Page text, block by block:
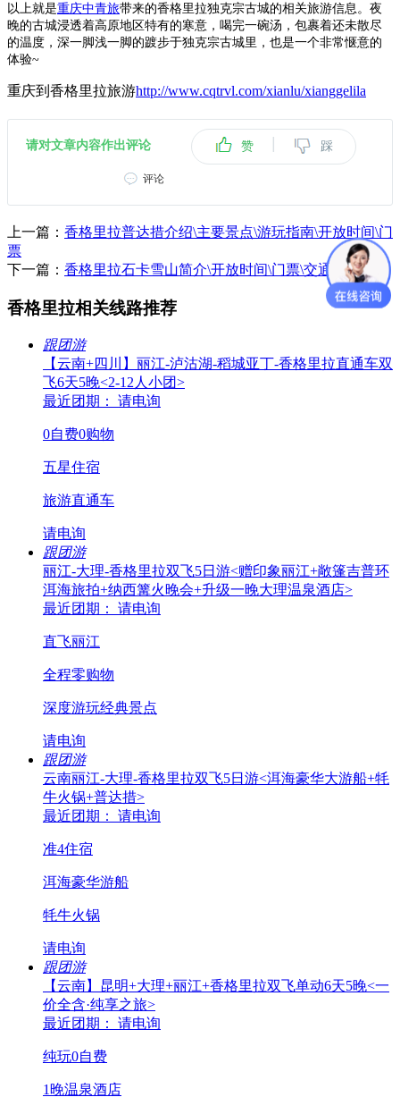
以上就是重庆中青旅带来的香格里拉独克宗古城的相关旅游信息。夜
晚的古城浸透着高原地区特有的寒意，喝完一碗汤，包裹着还未散尽
的温度，深一脚浅一脚的踱步于独克宗古城里，也是一个非常惬意的
体验~
重庆到香格里拉旅游http://www.cqtrvl.com/xianlu/xianggelila
请对文章内容作出评论 赞 | 踩
评论
上一篇： 香格里拉普达措介绍\主要景点\游玩指南\开放时间\门
票
下一篇： 香格里拉石卡雪山简介\开放时间\门票\交通
香格里拉相关线路推荐
跟团游
【云南+四川】丽江-泸沽湖-稻城亚丁-香格里拉直通车双
飞6天5晚<2-12人小团>
最近团期： 请电询
0自费0购物
五星住宿
旅游直通车
请电询
跟团游
丽江-大理-香格里拉双飞5日游<赠印象丽江+敞篷吉普环
洱海旅拍+纳西篝火晚会+升级一晚大理温泉酒店>
最近团期： 请电询
直飞丽江
全程零购物
深度游玩经典景点
请电询
跟团游
云南丽江-大理-香格里拉双飞5日游<洱海豪华大游船+牦
牛火锅+普达措>
最近团期： 请电询
准4住宿
洱海豪华游船
牦牛火锅
请电询
跟团游
【云南】昆明+大理+丽江+香格里拉双飞单动6天5晚<一
价全含·纯享之旅>
最近团期： 请电询
纯玩0自费
1晚温泉酒店